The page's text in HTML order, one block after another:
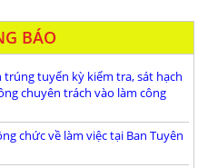
BÁO
tuyển kỳ kiểm tra, sát hạch
chuyên trách vào làm công
chức về làm việc tại Ban Tuyên